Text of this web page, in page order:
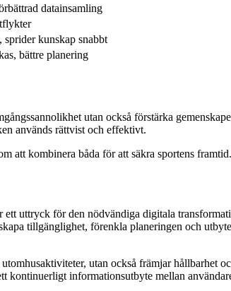
datainsamling
sprider kunskap snabbt
bättre planering
utan också förstärka
används rättvist och effektivt.
att kombinera båda för att säkra sportens framtid.
uttryck för den nödvändiga digitala
tillgänglighet, förenkla planeringen och
utan också främjar hållbarhet
kontinuerligt informationsutbyte mellan